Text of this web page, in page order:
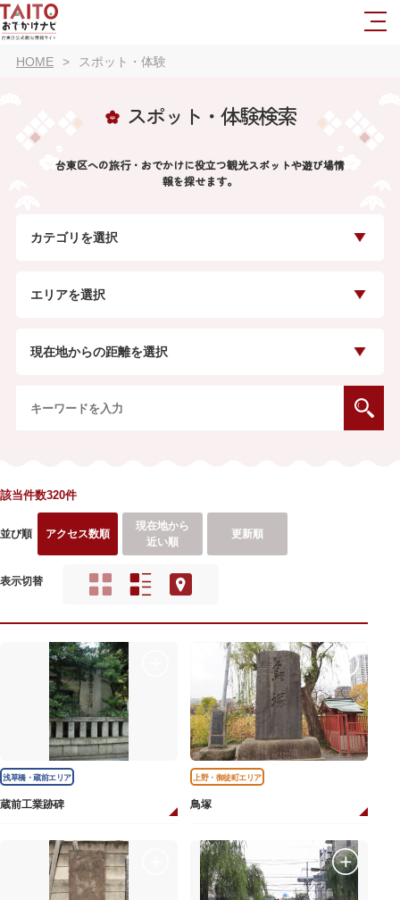
HOME スポット・体験
スポット・体験検索
台東区への旅行・おでかけに役立つ観光スポットや遊び場情
報を探せます。
カテゴリを選択
エリアを選択
現在地からの距離を選択
該当件数320件
並び順 アクセス数順
現在地から
近い順
更新順
表示切替
浅草橋・蔵前エリア
蔵前工業跡碑
上野・御徒町エリア
鳥塚